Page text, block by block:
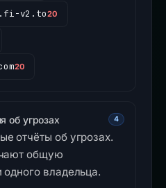
v2.to20
20
об угрозах 4
отчёты об угрозах.
общую
одного владельца.